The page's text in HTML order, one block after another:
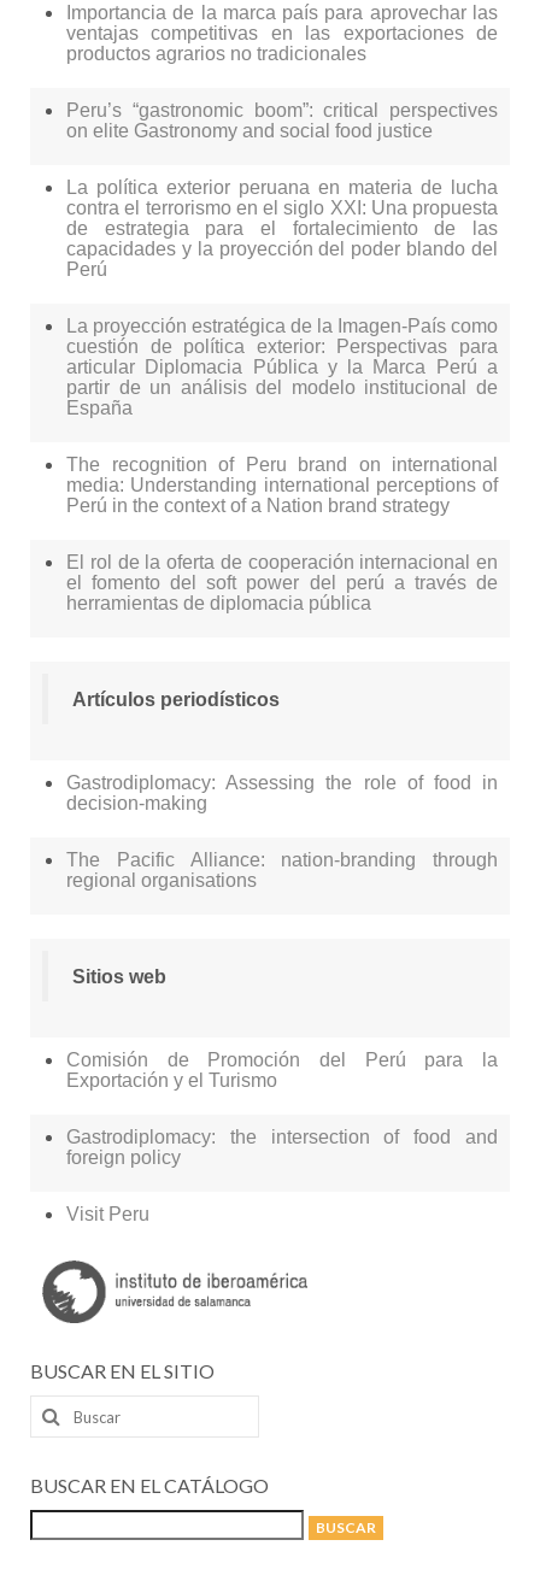
Importancia de la marca país para aprovechar las
ventajas competitivas en las exportaciones de
productos agrarios no tradicionales
Peru’s “gastronomic boom”: critical perspectives
on elite Gastronomy and social food justice
La política exterior peruana en materia de lucha
contra el terrorismo en el siglo XXI: Una propuesta
de estrategia para el fortalecimiento de las
capacidades y la proyección del poder blando del
Perú
La proyección estratégica de la Imagen-País como
cuestión de política exterior: Perspectivas para
articular Diplomacia Pública y la Marca Perú a
partir de un análisis del modelo institucional de
España
The recognition of Peru brand on international
media: Understanding international perceptions of
Perú in the context of a Nation brand strategy
El rol de la oferta de cooperación internacional en
el fomento del soft power del perú a través de
herramientas de diplomacia pública
Artículos periodísticos
Gastrodiplomacy: Assessing the role of food in
decision-making
The Pacific Alliance: nation-branding through
regional organisations
Sitios web
Comisión de Promoción del Perú para la
Exportación y el Turismo
Gastrodiplomacy: the intersection of food and
foreign policy
Visit Peru
BUSCAR EN EL SITIO
Buscar
por:
BUSCAR EN EL CATÁLOGO